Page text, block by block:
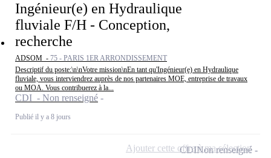
Ingénieur(e) en Hydraulique
fluviale F/H - Conception,
recherche
ADSOM - 75 - PARIS 1ER ARRONDISSEMENT
Descriptif du poste:\n\nVotre mission\nEn tant qu'Ingénieur(e) en Hydraulique
fluviale, vous interviendrez auprès de nos partenaires MOE, entreprise de travaux
ou MOA. Vous contribuerez à la...
CDI - Non renseigné
Publié il y a 8 jours
CDINon renseigné
Ajouter cette offre à ma sélection